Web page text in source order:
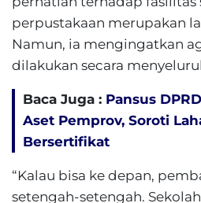
perpustakaan merupakan
Namun, ia mengingatkan
dilakukan secara
Baca Juga : Pansus
Aset Pemprov, Soroti
Bersertifikat
“Kalau bisa ke depan,
setengah-setengah.